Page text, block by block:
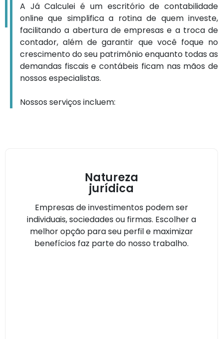
A Já Calculei é um escritório de contabilidade
online que simplifica a rotina de quem investe,
facilitando a abertura de empresas e a troca de
contador, além de garantir que você foque no
crescimento do seu patrimônio enquanto todas as
demandas fiscais e contábeis ficam nas mãos de
nossos especialistas.
Nossos serviços incluem:
Natureza
jurídica
Empresas de investimentos podem ser
individuais, sociedades ou firmas. Escolher a
melhor opção para seu perfil e maximizar
benefícios faz parte do nosso trabalho.